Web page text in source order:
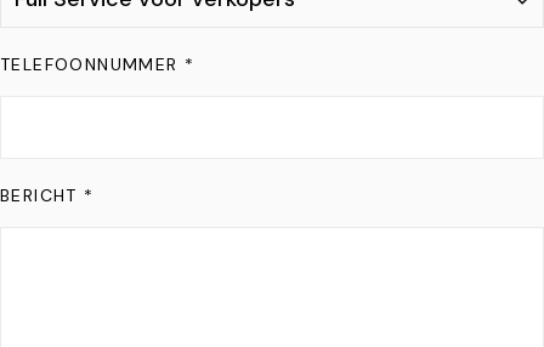
TELEFOONNUMMER *
BERICHT *